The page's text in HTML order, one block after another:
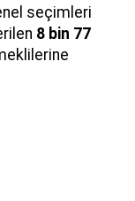
seçimleri
8 bin 77